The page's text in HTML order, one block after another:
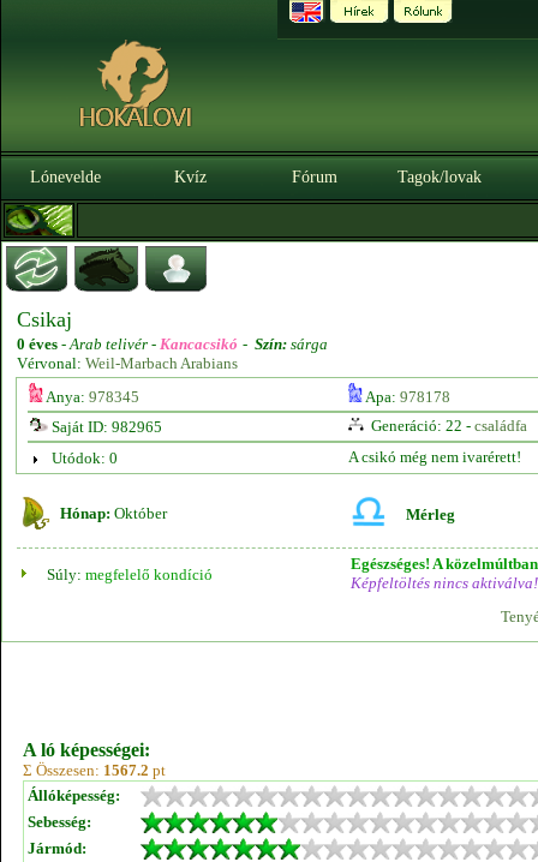
Lónevelde Kvíz Fórum Tagok/lovak
Csikaj
0 éves -Arab telivér - Kancacsikó - Szín: sárga
Vérvonal: Weil-Marbach Arabians
Anya: 978345 Apa: 978178
Saját ID: 982965
Generáció: 22 - családfa
Utódok: 0
A csikó még nem ivarérett!
Hónap: Október Mérleg
Súly: megfelelő kondíció
Egészséges! A
Képfeltöltés nincs aktiválva!
A ló képességei:
Σ Összesen: 1567.2 pt
Állóképesség:
Sebesség:
Jármód: